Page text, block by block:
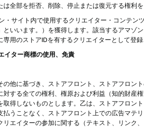
は全部を拒否、削除、停止または復元する権利
サイト内で使用するクリエイター・コンテン
といいます。）を獲得します。該当するアマゾ
専用のストアIDを有するクリエイターとして登
イター商標の使用、免責
の他に基づき、ストアフロント、ストアフロン
対する全ての権利、権原および利益（知的財産
取得しないものとします。乙は、ストアフロン
払うことなく、ストアフロント上での広告マテ
リエイターの参加に関する（テキスト、リンク